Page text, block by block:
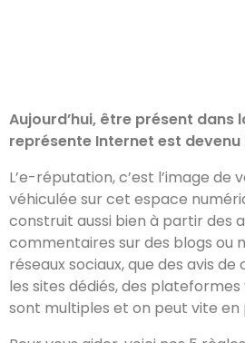
Aujourd’hui, être présent dans
représente Internet est devenu
L’e-réputation, c’est l’image de
véhiculée sur cet espace
construit aussi bien à partir des
commentaires sur des blogs ou
réseaux sociaux, que des avis
les sites dédiés, des plateformes
sont multiples et on peut vite